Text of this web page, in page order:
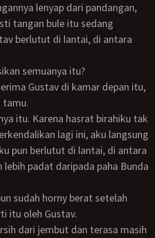
lenyap dari pandangan,
tangan bule itu sedang
berlutut di lantai, di antara
semuanya itu?
tamu.
lagi ini, aku langsung
pun berlutut di lantai, di antara
padat daripada paha Bunda
itu oleh Gustav.